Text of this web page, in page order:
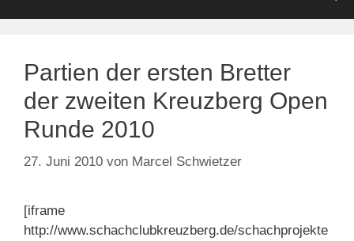
Partien der ersten Bretter
der zweiten Kreuzberg Open
Runde 2010
27. Juni 2010 von Marcel Schwietzer
[iframe
http://www.schachclubkreuzberg.de/schachprojekte